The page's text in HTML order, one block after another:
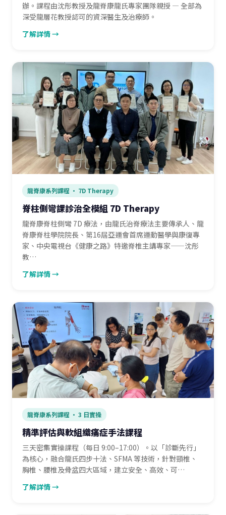
辦。課程由沈彤教授及龍脊康龍氏專家團隊親授 — 全部為
深受龍層花教授認可的資深醫生及治療師。
了解詳情 →
龍脊康系列課程 · 7D Therapy
脊柱側彎課診治全模組 7D Therapy
龍脊康脊柱側彎 7D 療法，由龍氏治脊療法主要傳承人、龍
脊康脊柱學院院長、第16屆亞運會首席運動醫學與康復專
家、中央電視台《健康之路》特邀脊椎主講專家——沈彤
教…
了解詳情 →
龍脊康系列課程 · 3 日實操
精準評估與軟組織痛症手法課程
三天密集實操課程（每日 9:00–17:00）。以「診斷先行」
為核心，融合龍氏四步十法、SFMA 等技術，針對頸椎、
胸椎、腰椎及骨盆四大區域，建立安全、高效、可…
了解詳情 →